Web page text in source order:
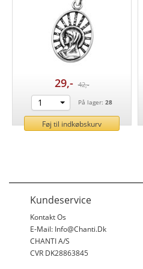
29,- 42,-
1 På lager: 28
Føj til indkøbskurv
Kundeservice
Kontakt Os
E-Mail: Info@chanti.dk
CHANTI A/S
CVR DK28863845